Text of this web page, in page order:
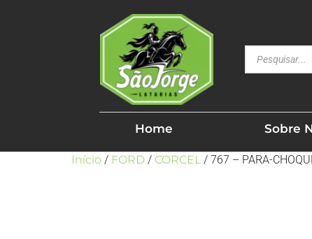
Home Sobre
Início / FORD / CORCEL/ 767 – PARA-